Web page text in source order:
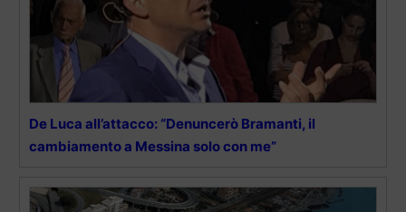
De Luca all’attacco: “Denuncerò Bramanti, il
cambiamento a Messina solo con me”